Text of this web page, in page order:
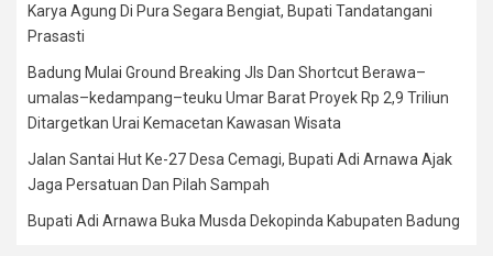
Karya Agung Di Pura Segara Bengiat, Bupati Tandatangani
Prasasti
Badung Mulai Ground Breaking Jls Dan Shortcut Berawa–
umalas–kedampang–teuku Umar Barat Proyek Rp 2,9 Triliun
Ditargetkan Urai Kemacetan Kawasan Wisata
Jalan Santai Hut Ke-27 Desa Cemagi, Bupati Adi Arnawa Ajak
Jaga Persatuan Dan Pilah Sampah
Bupati Adi Arnawa Buka Musda Dekopinda Kabupaten Badung